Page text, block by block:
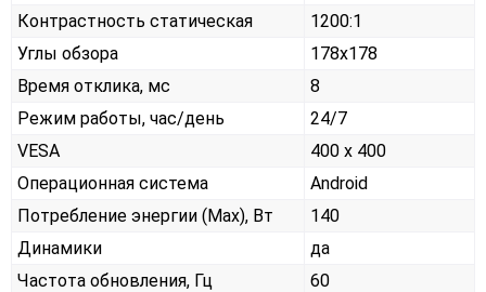
Контрастность статическая
1200:1
Углы обзора
178x178
Время отклика, мс
8
Режим работы, час/день
24/7
VESA
400 x 400
Операционная система
Android
Потребление энергии (Max), Вт
140
Динамики
да
Частота обновления, Гц
60